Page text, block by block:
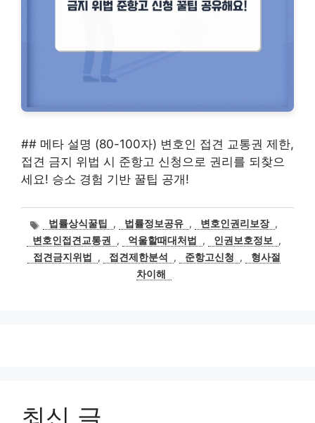
## 메타 설명 (80-100자) 변호인 접견 교통권 제한,
접견 금지 위법 시 준항고 신청으로 권리를 되찾으
세요! 승소 경험 기반 꿀팁 공개!
태
그
법률상식꿀팁 , 법률정보공유 , 변호인권리보장 ,
변호인접견교통권
, 억울할때대처법 , 인권보호정보
,
접견금지위법
, 접견제한분석 , 준항고신청 ,
형사절
차이해
최신 글